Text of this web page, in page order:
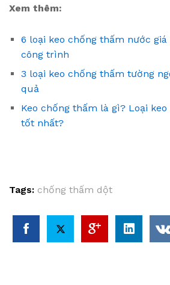
Xem thêm:
6 loại keo chống thấm nước
công trình
3 loại keo chống thấm tường
quả
Keo chống thấm là gì? Loại
tốt nhất?
Tags: chống thấm dột